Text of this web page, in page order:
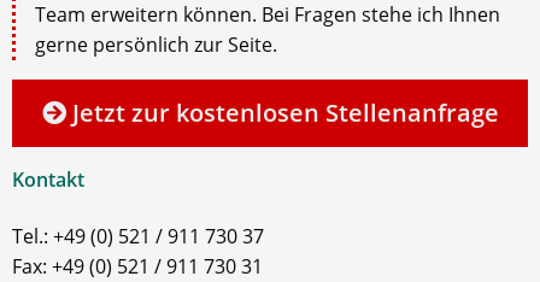
Team erweitern können. Bei Fragen stehe ich Ihnen
gerne persönlich zur Seite.
Jetzt zur kostenlosen Stellenanfrage
Kontakt
Tel.: +49 (0) 521 / 911 730 37
Fax: +49 (0) 521 / 911 730 31